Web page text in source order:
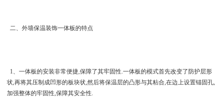
二、外墙保温装饰一体板的特点
1、一体板的安装非常便捷,保障了其牢固性.一体板的模式首先改变了防护层形
状,再将其压制成凹形的板块状,然后将保温层的凸形与其粘合,在边上设置锚固孔,
加强整体的牢固性,保障其安全性.